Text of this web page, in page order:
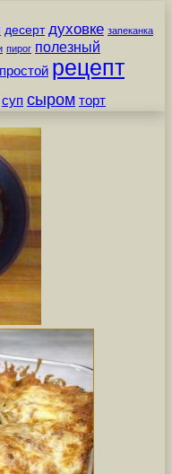
десерт духовке запеканка
пирог полезный
простой рецепт
суп сыром торт